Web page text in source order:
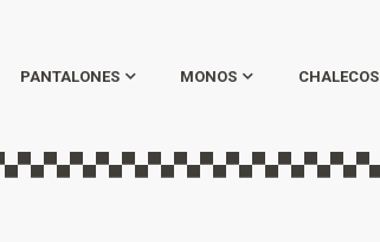
PANTALONES MONOS CHALECOS